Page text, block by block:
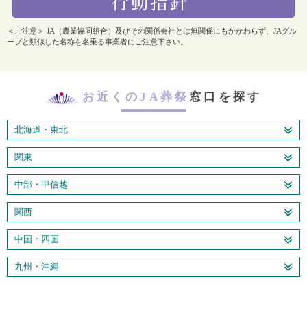
＜ご注意＞ JA（農業協同組合）及びその関係会社とは無関係にもかかわらず、JAグル
ープと類似した名称を名乗る事業者にご注意下さい。
お近くのJA葬祭 窓口を探す
北海道・東北
関東
中部・甲信越
関西
中国・四国
九州・沖縄